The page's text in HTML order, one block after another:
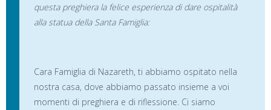
questa preghiera la felice esperienza di dare ospitalità
alla statua della Santa Famiglia:
Cara Famiglia di Nazareth, ti abbiamo ospitato nella
nostra casa, dove abbiamo passato insieme a voi
momenti di preghiera e di riflessione. Ci siamo